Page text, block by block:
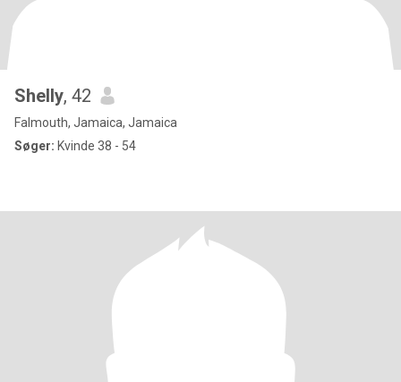
Shelly, 42
Falmouth, Jamaica, Jamaica
Søger: Kvinde 38 - 54